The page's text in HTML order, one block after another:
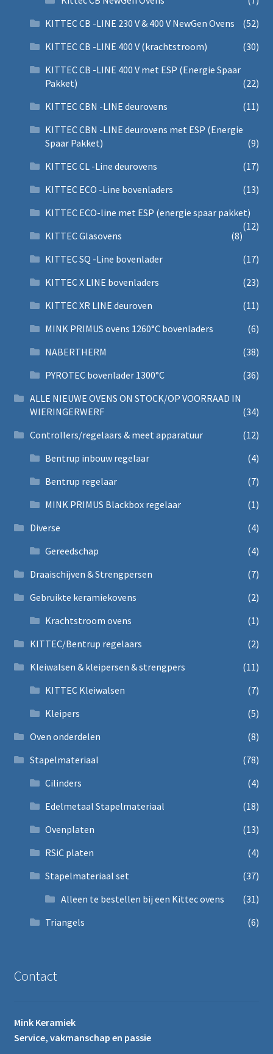
KITTEC CB -LINE 230 V & 400 V NewGen Ovens
(52)
KITTEC CB -LINE 400 V (krachtstroom)
(30)
KITTEC CB -LINE 400 V met ESP (Energie Spaar
Pakket)
(22)
KITTEC CBN -LINE deurovens
(11)
KITTEC CBN -LINE deurovens met ESP (Energie
Spaar Pakket)
(9)
KITTEC CL -Line deurovens
(17)
KITTEC ECO -Line bovenladers
(13)
KITTEC ECO-line met ESP (energie spaar pakket)
(12)
KITTEC Glasovens
(8)
KITTEC SQ -Line bovenlader
(17)
KITTEC X LINE bovenladers
(23)
KITTEC XR LINE deuroven
(11)
MINK PRIMUS ovens 1260°C bovenladers
(6)
NABERTHERM
(38)
PYROTEC bovenlader 1300°C
(36)
ALLE NIEUWE OVENS ON STOCK/OP VOORRAAD IN
WIERINGERWERF
(34)
Controllers/regelaars & meet apparatuur
(12)
Bentrup inbouw regelaar
(4)
Bentrup regelaar
(7)
MINK PRIMUS Blackbox regelaar
(1)
Diverse
(4)
Gereedschap
(4)
Draaischijven & Strengpersen
(7)
Gebruikte keramiekovens
(2)
Krachtstroom ovens
(1)
KITTEC/Bentrup regelaars
(2)
Kleiwalsen & kleipersen & strengpers
(11)
KITTEC Kleiwalsen
(7)
Kleipers
(5)
Oven onderdelen
(8)
Stapelmateriaal
(78)
Cilinders
(4)
Edelmetaal Stapelmateriaal
(18)
Ovenplaten
(13)
RSiC platen
(4)
Stapelmateriaal set
(37)
Alleen te bestellen bij een Kittec ovens
(31)
Triangels
(6)
Contact
Mink Keramiek
Service, vakmanschap en passie